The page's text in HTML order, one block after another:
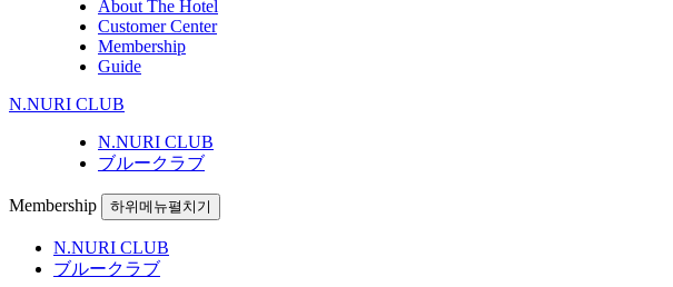
About The Hotel
Customer Center
Membership
Guide
N.NURI CLUB
N.NURI CLUB
ブルークラブ
Membership 하위메뉴펼치기
N.NURI CLUB
ブルークラブ